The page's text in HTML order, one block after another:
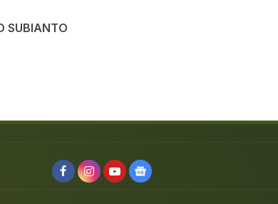
SUBIANTO